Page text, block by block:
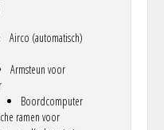
Airco (automatisch)
Armsteun voor
Boordcomputer
ramen voor